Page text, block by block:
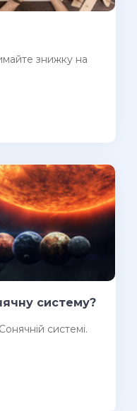
знижку на
систему?
системі.